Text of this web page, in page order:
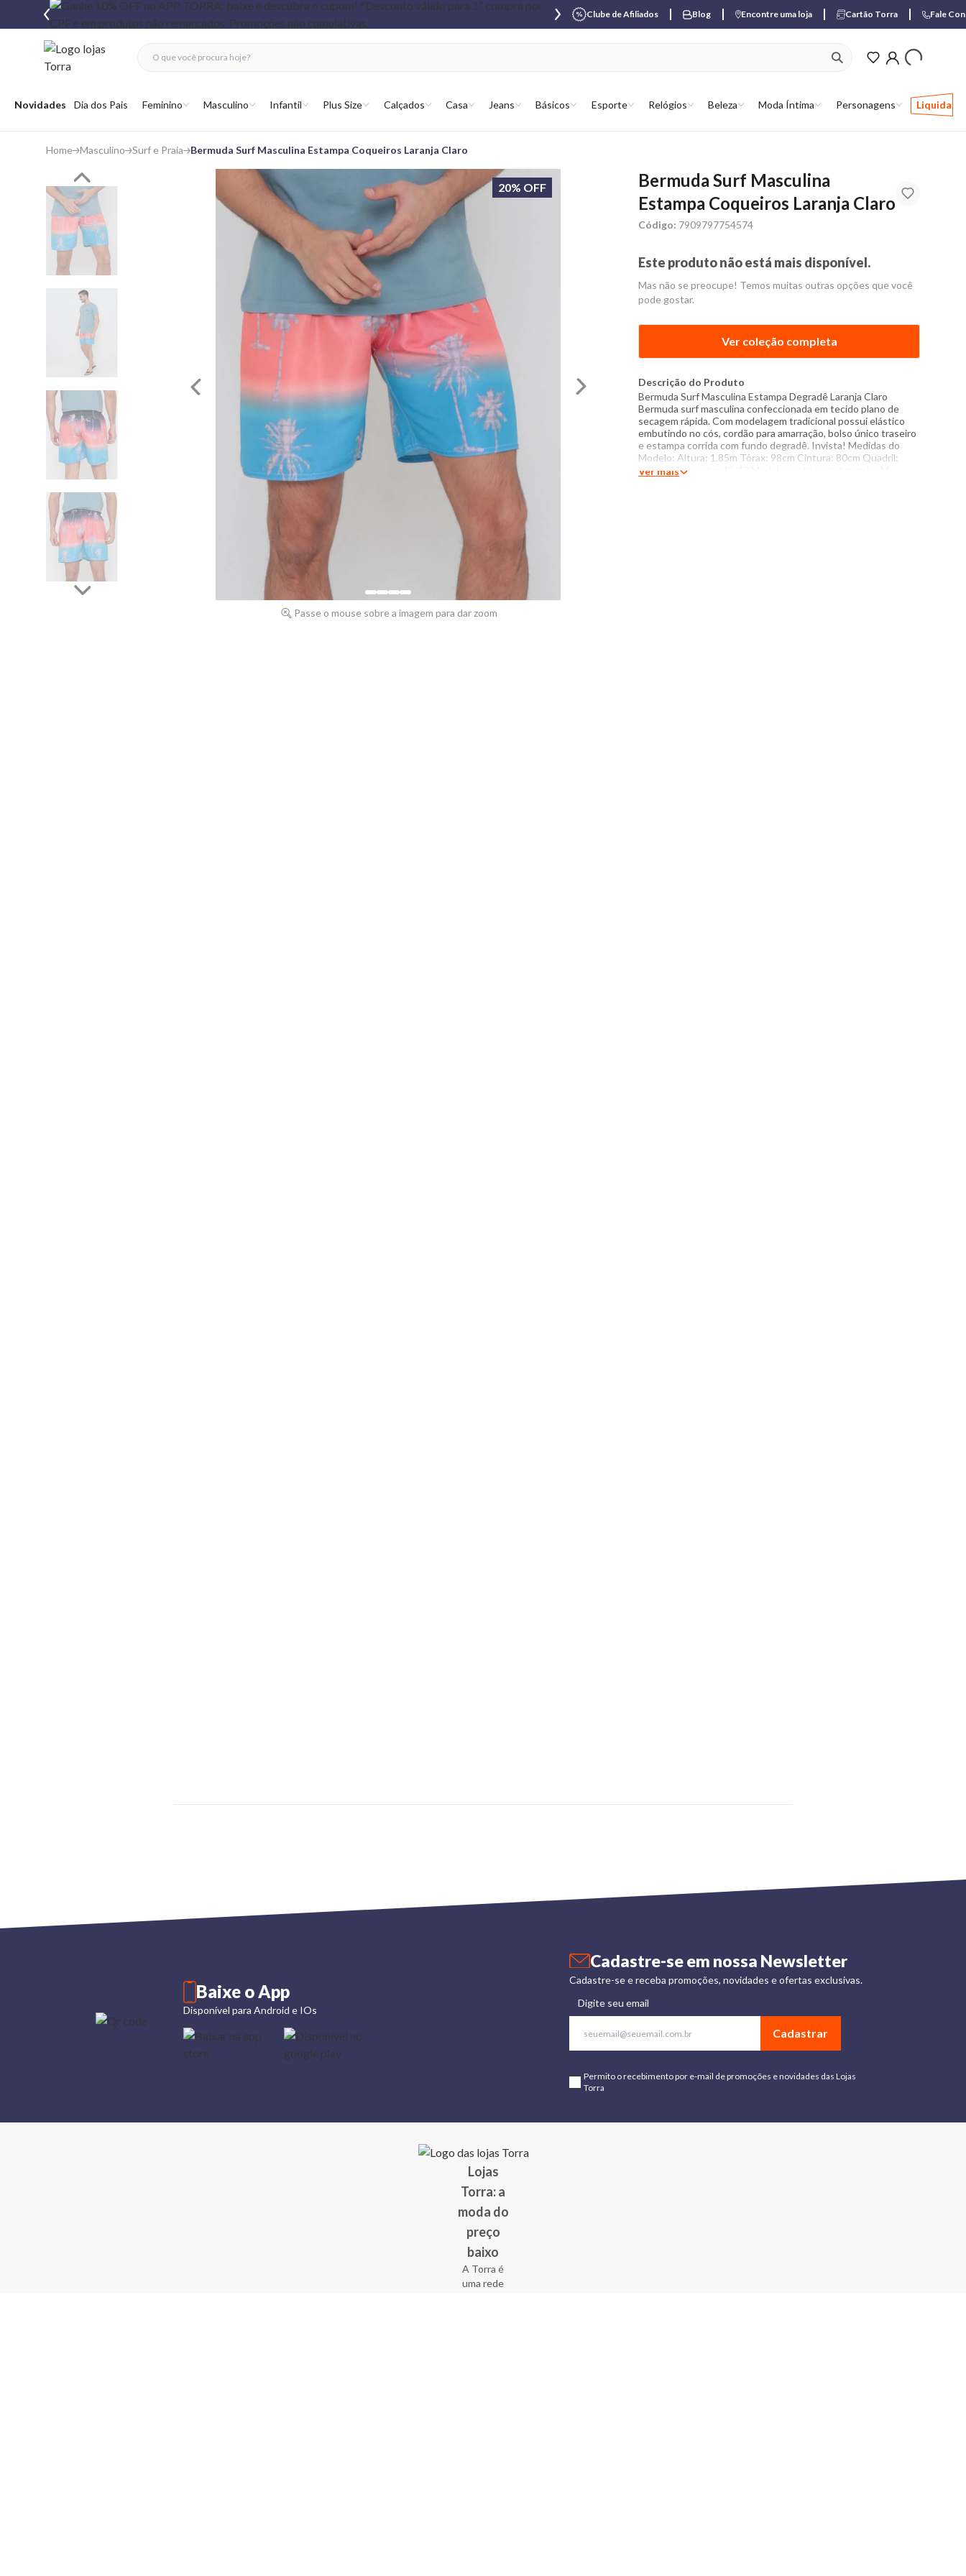
Clube de Afiliados Blog Encontre uma loja Cartão Torra Fale
Abrir menu
Novidades Dia dos Pais Feminino Masculino Infantil Plus Size Calçados Casa Jeans Básicos Esporte Relógios Beleza Moda Íntima Personagens Liquida
ver produtos
fechar menu
fechar menu
favoritos
Home Masculino Surf e Praia Bermuda Surf Masculina Estampa Coqueiros Laranja Claro
20% OFF
Passe o mouse sobre a imagem para dar zoom
Bermuda Surf Masculina
Estampa Coqueiros Laranja Claro
Código: 7909797754574
Este produto não está mais disponível.
Mas não se preocupe! Temos muitas outras opções que você
pode gostar.
Ver coleção completa
Descrição do Produto
Bermuda Surf Masculina Estampa Degradê Laranja Claro
Bermuda surf masculina confeccionada em tecido plano de
secagem rápida. Com modelagem tradicional possui elástico
embutindo no cós, cordão para amarração, bolso único traseiro
e estampa corrida com fundo degradê. Invista! Medidas do
Modelo: Altura: 1,85m Tórax: 98cm Cintura: 80cm Quadril:
101cm Manequim: 40/42 Modelo veste peça tamanho M
Ver mais
Cadastre-se em nossa Newsletter
Cadastre-se e receba promoções, novidades e ofertas exclusivas.
Digite seu email
Cadastrar
Permito o recebimento por e-mail de promoções e novidades das Lojas
Torra
Baixe o App
Disponível para Android e IOs
Lojas
Torra: a
moda do
preço
baixo
A Torra é
uma rede